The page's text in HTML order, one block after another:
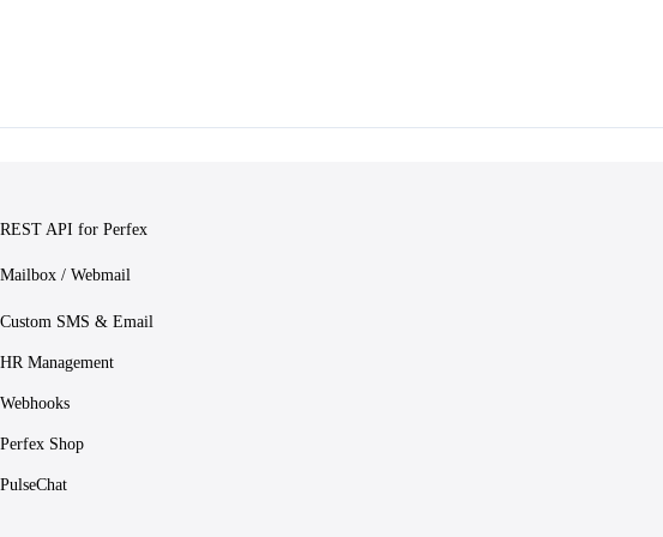
REST API for Perfex
Mailbox / Webmail
Custom SMS & Email
HR Management
Webhooks
Perfex Shop
PulseChat